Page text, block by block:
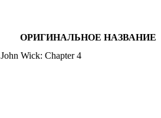
ОРИГИНАЛЬНОЕ НАЗВАНИЕ
John Wick: Chapter 4